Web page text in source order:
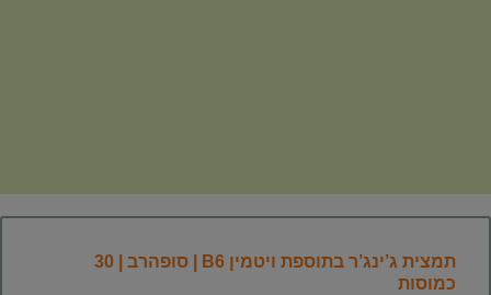
תמצית ג’ינג’ר בתוספת ויטמין B6 | סופהרב | 30
כמוסות